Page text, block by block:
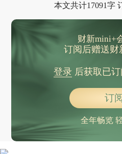
本文共计17091字
财新mini+
订阅后赠送财
登录后获取已订
订
全年畅览